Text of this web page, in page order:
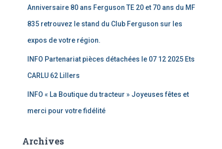
Anniversaire 80 ans Ferguson TE 20 et 70 ans du MF
835 retrouvez le stand du Club Ferguson sur les
expos de votre région.
INFO Partenariat pièces détachées le 07 12 2025 Ets
CARLU 62 Lillers
INFO « La Boutique du tracteur » Joyeuses fêtes et
merci pour votre fidélité
Archives